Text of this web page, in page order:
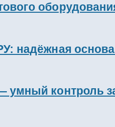
надёжная
контроль